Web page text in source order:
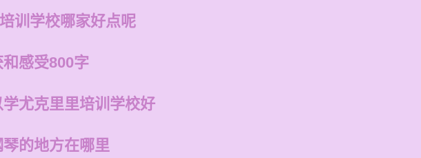
训学校哪家好点呢
感受800字
尤克里里培训学校好
的地方在哪里